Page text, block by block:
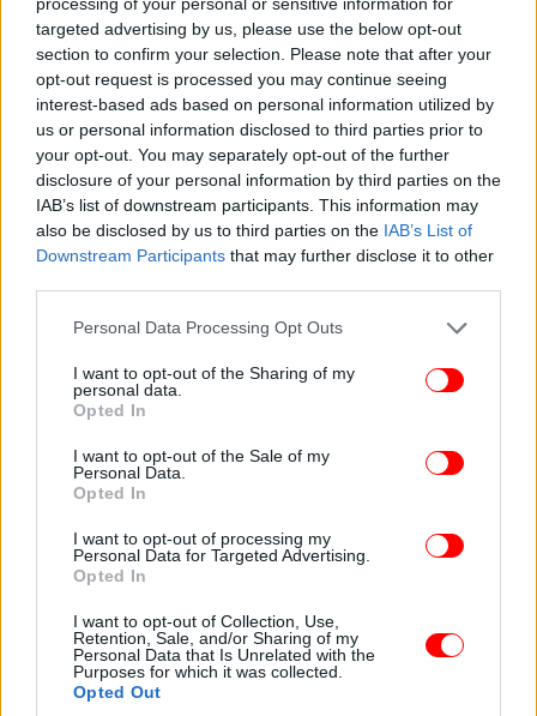
targeted advertising by us, please use the below opt-out
section to confirm your selection. Please note that after your
opt-out request is processed you may continue seeing
interest-based ads based on personal information utilized by
us or personal information disclosed to third parties prior to
your opt-out. You may separately opt-out of the further
disclosure of your personal information by third parties on the
IAB’s list of downstream participants. This information may
also be disclosed by us to third parties on the IAB’s List of
Downstream Participants that may further disclose it to other
Please note that this website/app uses one or more Google
not limited to your visit or usage behaviour. You may click to
grant or deny consent to Google and its third-party tags to
use your data for below specified purposes in below Google
consent section.
Personal Data Processing Opt Outs
I want to opt-out of the Sharing of my
personal data.
Opted In
I want to opt-out of the Sale of my
Personal Data.
Opted In
I want to opt-out of processing my
Personal Data for Targeted Advertising.
Opted In
I want to opt-out of Collection, Use,
Retention, Sale, and/or Sharing of my
Personal Data that Is Unrelated with the
Purposes for which it was collected.
Opted Out
επίδικο, αλλά ηττημένα «Εγώ». Ο ελληνικός λαός
έδειξε με την ψήφο του σε αυτή την ομάδα, που
ήταν η πλειοψηφία του υπουργικού συμβουλίου
και του κομματικού μηχανισμού, ότι δεν
παραπλανάται. Υπάρχει πολύ μεγαλύτερη
διαφάνεια και ταχύτητα πληροφόρησης τη
σημερινή εποχή και ο ελληνικός λαός, όπως και η
βάση του ΣΥΡΙΖΑ, γνωρίζει πολύ καλά ποιος
αγωνίζεται για εκείνον με ανιδιοτέλεια.
σφαγή. Και επειδή πλέον ζούμε τον παραλογισμό
ενός νηπιαγωγείου που το ίδιο παιδάκι που
χαστουκίζει μετά δείχνει άλλο παιδάκι, λέγοντας
«κυρία, με χαστούκισε», θα σας πω κάτι που θα σας
ηρεμήσει όλους:
Δεν υπάρχει πολιτικός ο οποίος να υφίσταται
μόνο από ομάδες αλήθειας και ακροδεξιά τρολ.
Καταλαβαίνετε όλοι πολύ καλά τι εννοώ.
διαχωρισμό του σημαντικού από το ασήμαντο και
ανεκτικότητα. Είμαστε πολιτικοί. Και οι πολιτικοί
κρίνονται πολύ σκληρά και συχνά πολύ άδικα στη